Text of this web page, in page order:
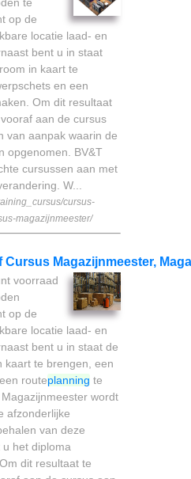
op de
locatie laad- en
bent u in staat
in kaart te
en een
Om dit resultaat
aan de cursus
van aanpak waarin de
opgenomen. BV&T
cursussen aan met
W...
cursus-
magazijnmeester/
Cursus Magazijnmeester,
voorraad
op de
locatie laad- en
bent u in staat de
kaart te brengen, een
routeplanning te
wordt
afzonderlijke
van deze
het diploma
dit resultaat te